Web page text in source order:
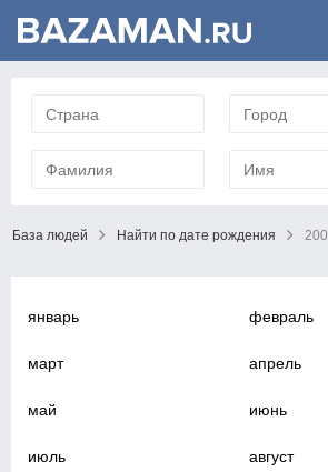
База людей Найти по дате рождения
январь февраль
март апрель
май июнь
июль август